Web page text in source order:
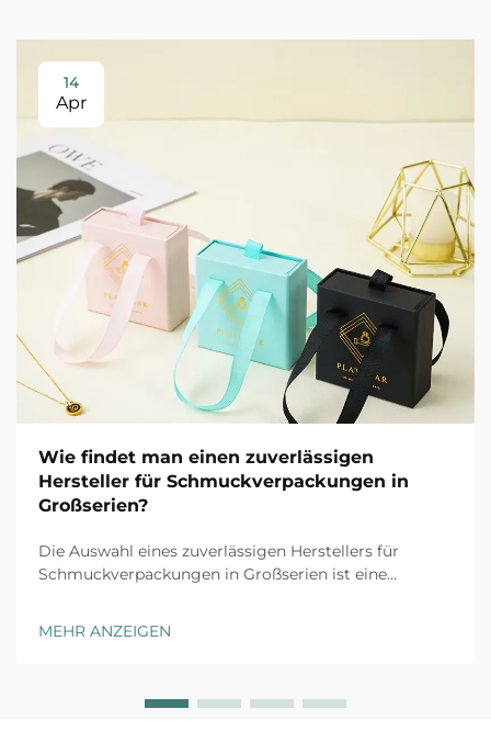
14
Apr
Wie findet man einen zuverlässigen
Hersteller für Schmuckverpackungen in
Großserien?
Die Auswahl eines zuverlässigen Herstellers für
Schmuckverpackungen in Großserien ist eine
Gewinnmargen haben kann. Egal, ob Sie eine neue
MEHR ANZEIGEN